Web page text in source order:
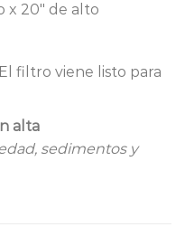
x 20″ de alto
filtro viene listo para
alta
sedimentos y